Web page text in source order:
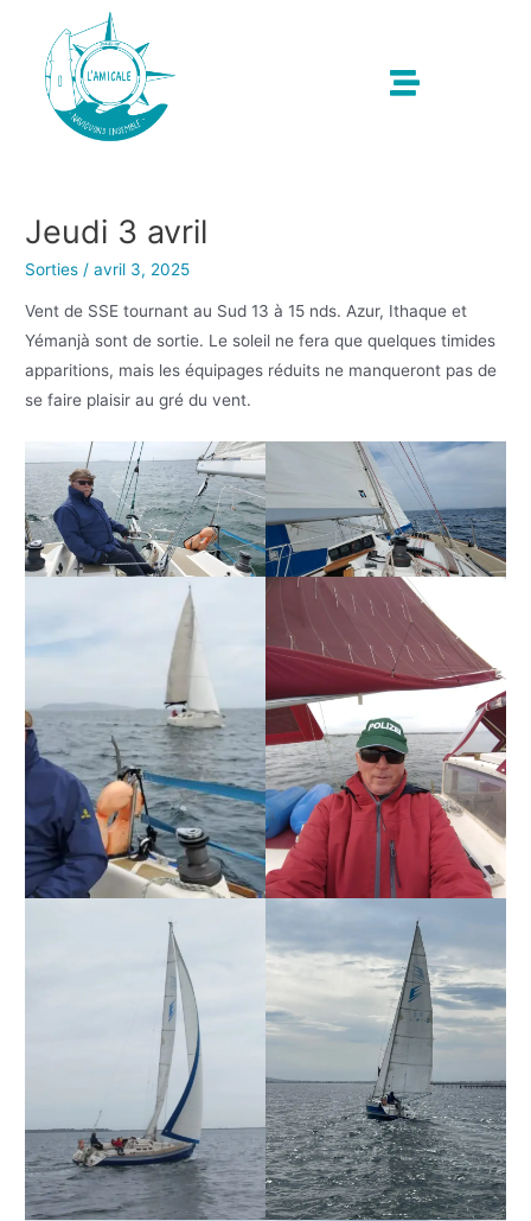
Jeudi 3 avril
Sorties /avril 3, 2025
Vent de SSE tournant au Sud 13 à 15 nds. Azur, Ithaque et
Yémanjà sont de sortie. Le soleil ne fera que quelques timides
apparitions, mais les équipages réduits ne manqueront pas de
se faire plaisir au gré du vent.